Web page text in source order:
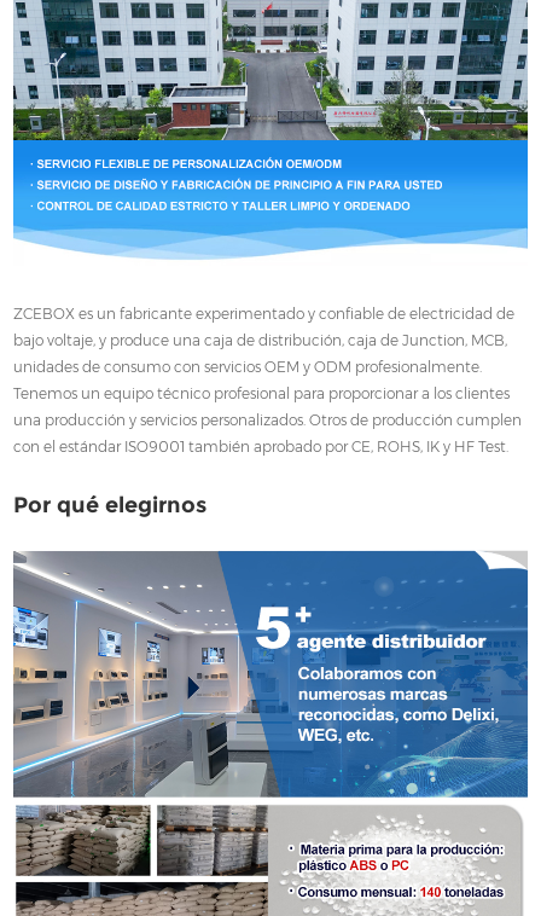
ZCEBOX es un fabricante experimentado y confiable de electricidad de
bajo voltaje, y produce una caja de distribución, caja de Junction, MCB,
unidades de consumo con servicios OEM y ODM profesionalmente.
Tenemos un equipo técnico profesional para proporcionar a los clientes
una producción y servicios personalizados. Otros de producción cumplen
con el estándar ISO9001 también aprobado por CE, ROHS, IK y HF Test.
Por qué elegirnos